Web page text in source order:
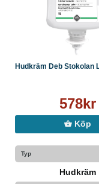
Tekniska
● Volym: 1 L
● Doft:
● Egenskaper:
absorberande
Hudkräm Deb Stokolan
578kr
Köp
Typ
Hudkräm